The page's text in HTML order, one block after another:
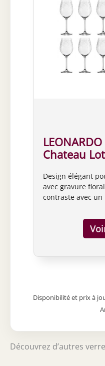
Chateau
Design élégant
avec gravure
contraste avec
Dimensions : 90/
Disponibilité et prix à
Découvrez d’autres